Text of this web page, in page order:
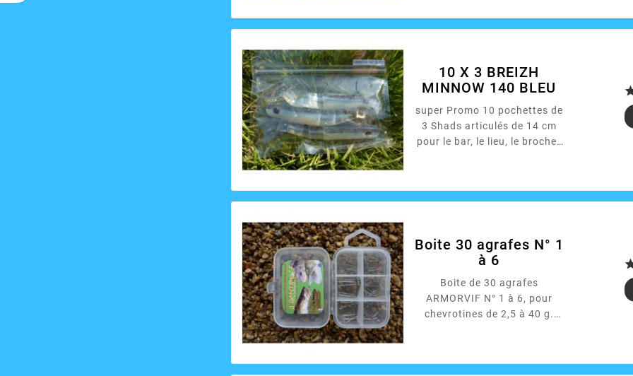
10 X 3 BREIZH
MINNOW 140 BLEU
super Promo 10 pochettes de
3 Shads articulés de 14 cm
pour le bar, le lieu, le brochet
Boite 30 agrafes N° 1
à 6
Boite de 30 agrafes
ARMORVIF N° 1 à 6, pour
chevrotines de 2,5 à 40 g.